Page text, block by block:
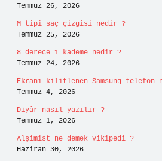
Temmuz 26, 2026
M tipi saç çizgisi nedir ?
Temmuz 25, 2026
8 derece 1 kademe nedir ?
Temmuz 24, 2026
Ekranı kilitlenen Samsung telefon
Temmuz 4, 2026
Diyâr nasıl yazılır ?
Temmuz 1, 2026
Alşimist ne demek vikipedi ?
Haziran 30, 2026